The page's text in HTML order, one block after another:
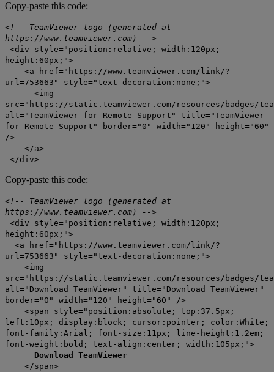
Copy-paste this code:
<!-- TeamViewer logo (generated at
https://www.teamviewer.com) -->
<div style="position:relative; width:120px;
height:60px;">
<a href="https://www.teamviewer.com/link/?
url=753663" style="text-decoration:none;">
<img
src="https://static.teamviewer.com/resources/badges/
alt="TeamViewer for Remote Support" title="TeamViewer
for Remote Support" border="0" width="120" height="60"
/>
</a>
</div>
Copy-paste this code:
<!-- TeamViewer logo (generated at
https://www.teamviewer.com) -->
<div style="position:relative; width:120px;
height:60px;">
<a href="https://www.teamviewer.com/link/?
url=753663" style="text-decoration:none;">
<img
src="https://static.teamviewer.com/resources/badges/
alt="Download TeamViewer" title="Download TeamViewer"
border="0" width="120" height="60" />
<span style="position:absolute; top:37.5px;
left:10px; display:block; cursor:pointer; color:White;
font-family:Arial; font-size:11px; line-height:1.2em;
font-weight:bold; text-align:center; width:105px;">
Download TeamViewer
</span>